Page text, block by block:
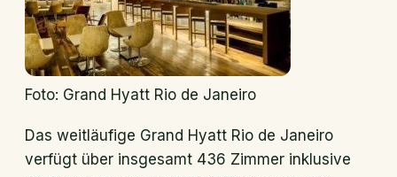
Foto: Grand Hyatt Rio de Janeiro
Das weitläufige Grand Hyatt Rio de Janeiro
verfügt über insgesamt 436 Zimmer inklusive